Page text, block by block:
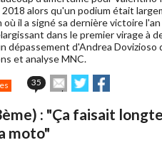
2018 alors qu'un podium était
il a signé sa dernière victoire
dans le premier virage à
dépassement d'Andrea Dovizioso
et analyse MNC.
35
Envoyer
cet
à
Partager
sur sur
: "Ça faisait
moto"